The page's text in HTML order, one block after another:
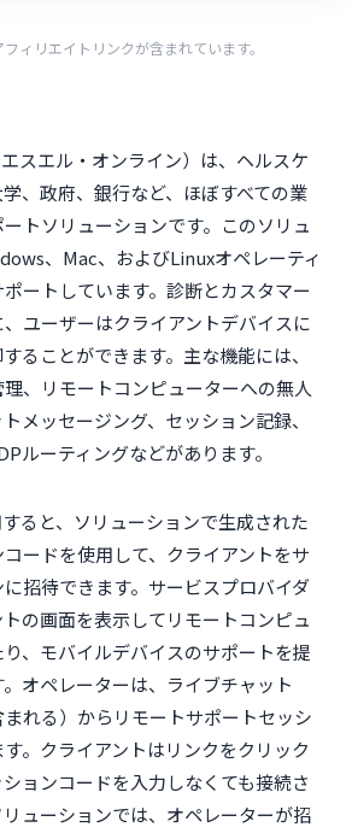
ィリエイトリンクが含まれています。
スエル・オンライン）は、ヘルスケ
、政府、銀行など、ほぼすべての業
トソリューションです。このソリュ
、Mac、およびLinuxオペレーティ
ートしています。診断とカスタマー
ユーザーはクライアントデバイスに
ることができます。主な機能には、
、リモートコンピューターへの無人
メッセージング、セッション記録、
ルーティングなどがあります。
ると、ソリューションで生成された
ードを使用して、クライアントをサ
招待できます。サービスプロバイダ
の画面を表示してリモートコンピュ
、モバイルデバイスのサポートを提
オペレーターは、ライブチャット
まれる）からリモートサポートセッシ
。クライアントはリンクをクリック
ョンコードを入力しなくても接続さ
ューションでは、オペレーターが招